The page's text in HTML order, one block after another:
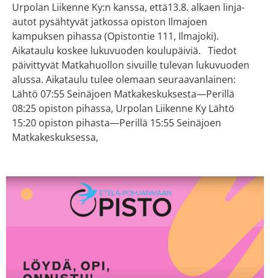
Urpolan Liikenne Ky:n kanssa, että13.8. alkaen linja-
autot pysähtyvät jatkossa opiston Ilmajoen
kampuksen pihassa (Opistontie 111, Ilmajoki).
Aikataulu koskee lukuvuoden koulupäiviä. Tiedot
päivittyvät Matkahuollon sivuille tulevan lukuvuoden
alussa. Aikataulu tulee olemaan seuraavanlainen:
Lähtö 07:55 Seinäjoen Matkakeskuksesta—Perillä
08:25 opiston pihassa, Urpolan Liikenne Ky Lähtö
15:20 opiston pihasta—Perillä 15:55 Seinäjoen
Matkakeskuksessa,